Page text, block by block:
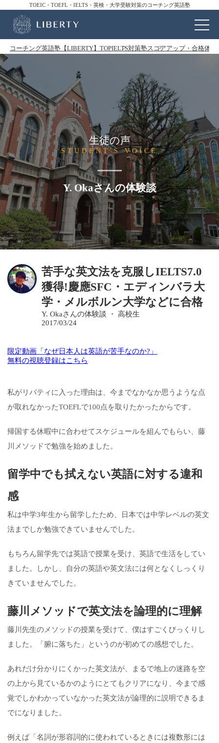
TOEIC・TOEFL・IELTS・英検・大学受験対策のコーチング英語塾
コーチング英語塾【LIBERTY】TOPIELTS対策塾スコアアップ・合格体
生徒の声
STUDENT'S VOICE
Y. Okaさんの体験談
苦手な英文法を克服しIELTS7.0
獲得!慶應SFC・エディンバラ大
学・メルボルン大学などに合格
Y. Okaさんの体験談 ・ 高校生
2017/03/24
限定動画「なぜ日本人は英語が苦手なのか?」
無料の視聴登録はこちら
私がリバティに入った理由は、今までなかなか思うような点
が取れなかったTOEFLで100点を取りたかったからです。
帰国する休暇中に合わせてスケジュールを組んでもらい、藤
川メソッドで勉強を始めました。
留学中でも拭えない英語に対する違和
感
私は中学3年生から留学したため、日本では中学レベルの英文
法までしか勉強できていませんでした。
もちろん留学先では英語で授業を受け、英語で生活をしてい
ました。しかし、自分の英語や英文法には何となくしっくり
きていませんでした。
藤川メソッドで英文法を論理的に理解
藤川先生のメソッドの授業を受けて、僕はすごくびっくりし
ました。「腑に落ちた」というのが初めての感想でした。
あれだけ分かりにくかった英文法が、まるで地上の迷路を空
の上から見ているかのようにとてもクリアになり、今まで感
覚でしかわかっていなかった英文法が論理的に説明できるま
でになりました。
例えば「名詞が形容詞的に使われているときには複数形には